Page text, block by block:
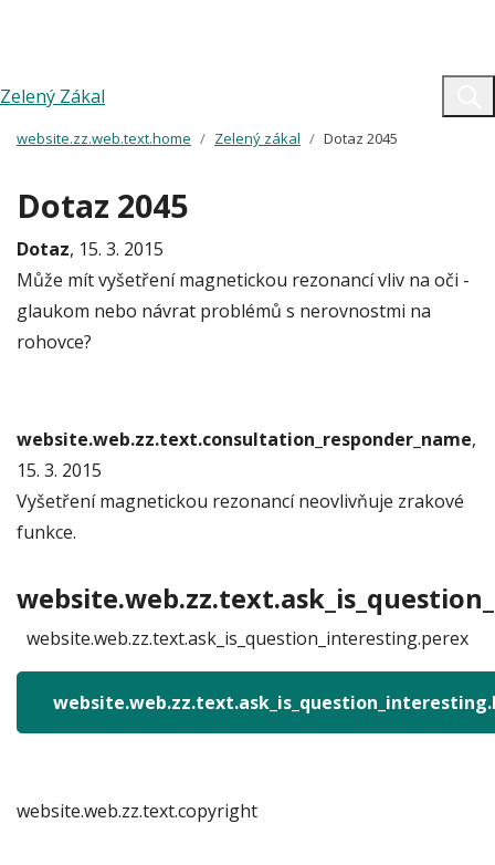
Zelený Zákal
website.zz.web.text.home Zelený zákal Dotaz 2045
Dotaz 2045
Dotaz, 15. 3. 2015
Může mít vyšetření magnetickou rezonancí vliv na oči -
glaukom nebo návrat problémů s nerovnostmi na
rohovce?
website.web.zz.text.consultation_responder_name,
15. 3. 2015
Vyšetření magnetickou rezonancí neovlivňuje zrakové
funkce.
website.web.zz.text.ask_is_question_interesting.perex
website.web.zz.text.copyright